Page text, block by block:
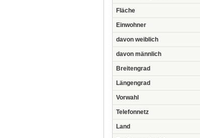
Fläche
Einwohner
davon weiblich
davon männlich
Breitengrad
Längengrad
Vorwahl
Telefonnetz
Land